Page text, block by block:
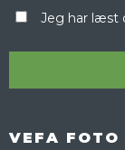
Jeg har læst
VEFA FOTO